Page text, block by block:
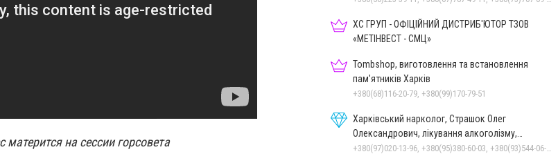
матерится на сессии горсовета
ХС ГРУП - ОФІЦІЙНИЙ ДИСТРИБ'ЮТОР ТЗОВ
«МЕТІНВЕСТ - СМЦ»
Tombshop, виготовлення та встановлення
пам'ятників Харків
+380(68)116-20-79, +380(99)170-79-51
Харківський нарколог, Страшок Олег
Олександрович, лікування алкоголізму,
алкогольної залежності